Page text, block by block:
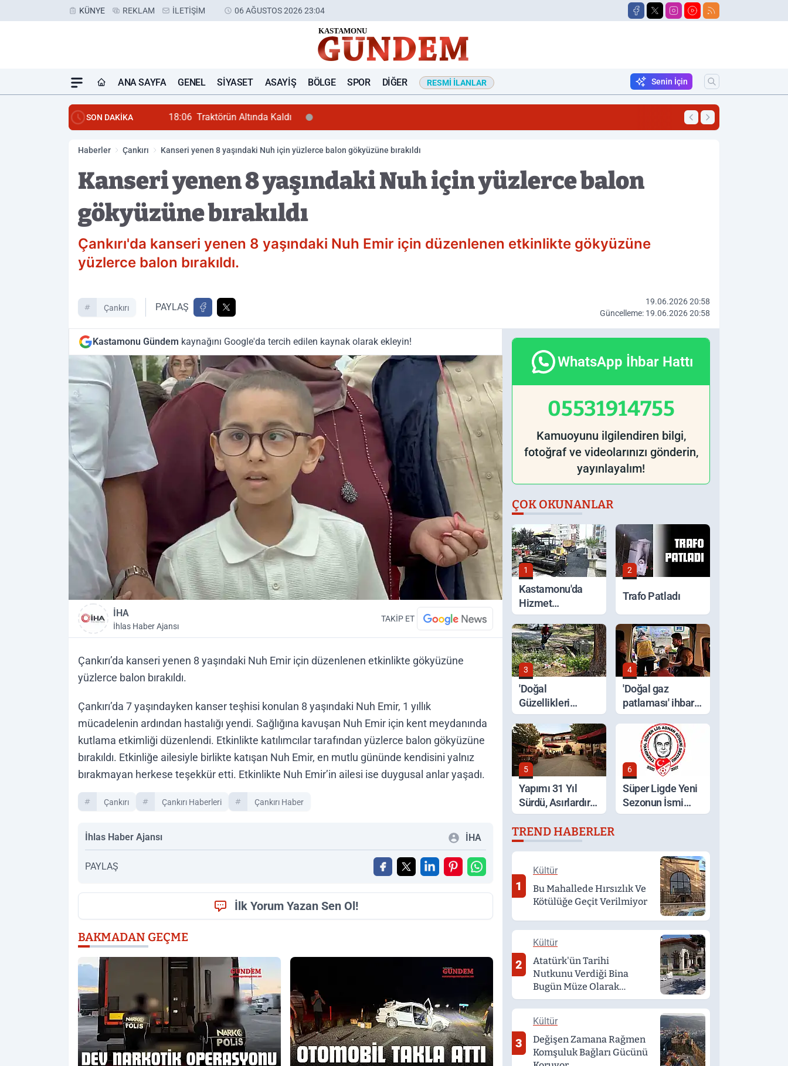
KÜNYE REKLAM İLETIŞIM 06 AĞUSTOS 2026 23:04
ANA SAYFA GENEL SIYASET ASAYIŞ BÖLGE SPOR DIĞER RESMI İLANLAR Senin İçin
SON DAKİKA 18:06 Traktörün Altında Kaldı 09:25 Otomobil Takla
Haberler Çankırı Kanseri yenen 8 yaşındaki Nuh için yüzlerce balon gökyüzüne bırakıldı
Kanseri yenen 8 yaşındaki Nuh için yüzlerce balon
gökyüzüne bırakıldı
Çankırı'da kanseri yenen 8 yaşındaki Nuh Emir için düzenlenen etkinlikte gökyüzüne
yüzlerce balon bırakıldı.
Çankırı PAYLAŞ
19.06.2026 20:58
Güncelleme: 19.06.2026 20:58
Kastamonu Gündem kaynağını Google'da tercih edilen kaynak olarak ekleyin!
İHA
İhlas Haber Ajansı
TAKİP ET
Çankırı’da kanseri yenen 8 yaşındaki Nuh Emir için düzenlenen etkinlikte gökyüzüne
yüzlerce balon bırakıldı.
Çankırı’da 7 yaşındayken kanser teşhisi konulan 8 yaşındaki Nuh Emir, 1 yıllık
mücadelenin ardından hastalığı yendi. Sağlığına kavuşan Nuh Emir için kent meydanında
kutlama etkimliği düzenlendi. Etkinlikte katılımcılar tarafından yüzlerce balon gökyüzüne
bırakıldı. Etkinliğe ailesiyle birlikte katışan Nuh Emir, en mutlu gününde kendisini yalnız
bırakmayan herkese teşekkür etti. Etkinlikte Nuh Emir’in ailesi ise duygusal anlar yaşadı.
Çankırı Çankırı Haberleri Çankırı Haber
İhlas Haber Ajansı İHA
PAYLAŞ
İlk Yorum Yazan Sen Ol!
BAKMADAN GEÇME
WhatsApp İhbar Hattı
05531914755
Kamuoyunu ilgilendiren bilgi,
fotoğraf ve videolarınızı gönderin,
yayınlayalım!
ÇOK OKUNANLAR
1
Kastamonu'da
Hizmet
Seferberliği
2
Trafo Patladı
3
'Doğal
Güzellikleri
Koruyalım' Çağrısı
4
'Doğal gaz
patlaması' ihbarı,
ocakta unutulan
yemek çıktı
5
Yapımı 31 Yıl
Sürdü, Asırlardır
Ayakta
6
Süper Ligde Yeni
Sezonun İsmi
Açıklandı
TREND HABERLER
1
Kültür
Bu Mahallede Hırsızlık Ve
Kötülüğe Geçit Verilmiyor
2
Kültür
Atatürk'ün Tarihi
Nutkunu Verdiği Bina
Bugün Müze Olarak
Hizmet Veriyor
3
Kültür
Değişen Zamana Rağmen
Komşuluk Bağları Gücünü